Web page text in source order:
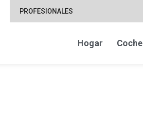
PROFESIONALES
Hogar Coche